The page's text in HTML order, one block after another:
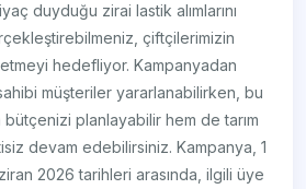
duyduğu zirai lastik alımlarını
çiftçilerimizin
hedefliyor. Kampanyadan
müşteriler yararlanabilirken, bu
planlayabilir hem de tarım
devam edebilirsiniz. Kampanya, 1
2026 tarihleri arasında, ilgili üye